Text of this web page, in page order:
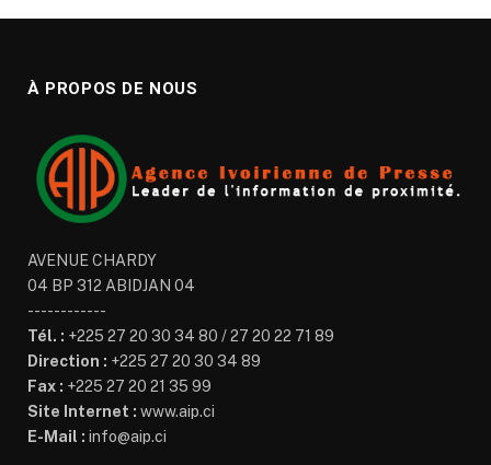
À PROPOS DE NOUS
AVENUE CHARDY
04 BP 312 ABIDJAN 04
------------
Tél. : +225 27 20 30 34 80 / 27 20 22 71 89
Direction : +225 27 20 30 34 89
Fax : +225 27 20 21 35 99
Site Internet : www.aip.ci
E-Mail : info@aip.ci